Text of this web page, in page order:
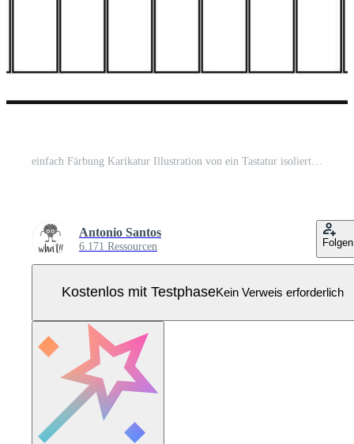
Antonio Santos
6.171 Ressourcen Folgen
Kostenlos mit TestphaseKein Verweis erforderlich